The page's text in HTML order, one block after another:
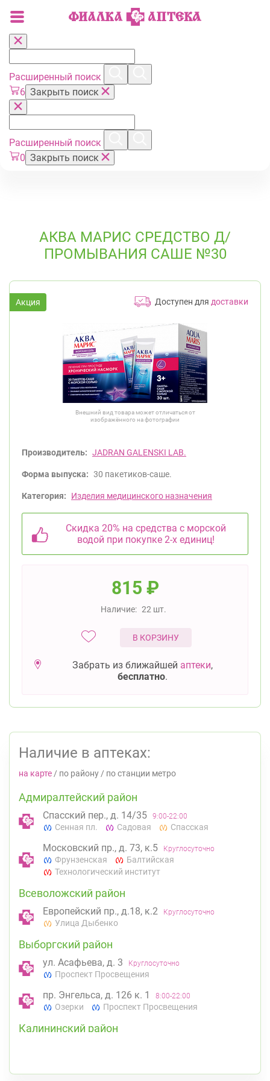
Расширенный поиск
6 Закрыть поиск
Расширенный поиск
0 Закрыть поиск
АКВА МАРИС СРЕДСТВО Д/
ПРОМЫВАНИЯ САШЕ №30
Доступен для доставки
Внешний вид товара может отличаться от
изображённого на фотографии
Производитель: JADRAN GALENSKI LAB.
Форма выпуска: 30 пакетиков-саше.
Категория: Изделия медицинского назначения
Скидка 20% на средства с морской
водой при покупке 2-х единиц!
815 ₽
Наличие: 22 шт.
В КОРЗИНУ
Забрать из ближайшей аптеки,
бесплатно.
Наличие в аптеках:
на карте / по району / по станции метро
Адмиралтейский район
Спасский пер., д. 14/35 9:00-22:00
Сенная пл. Садовая Спасская
Московский пр., д. 73, к.5 Круглосуточно
Фрунзенская
Балтийская
Технологический институт
Всеволожский район
Европейский пр., д.18, к.2 Круглосуточно
Улица Дыбенко
Выборгский район
ул. Асафьева, д. 3 Круглосуточно
Проспект Просвещения
пр. Энгельса, д. 126 к. 1 8:00-22:00
Озерки Проспект Просвещения
Калининский район